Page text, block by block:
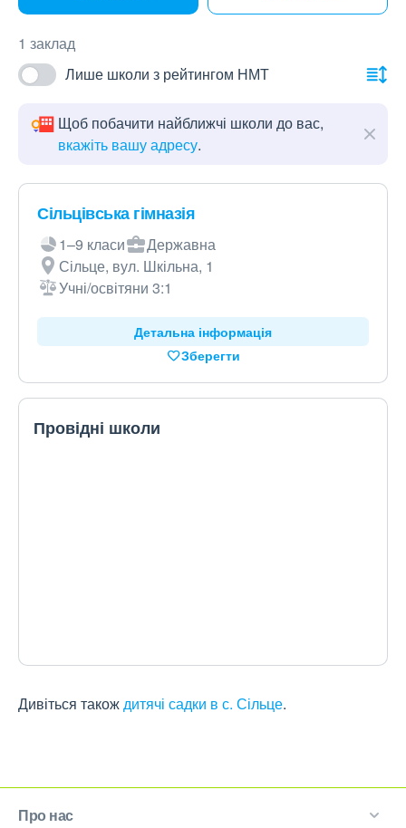
1 заклад
Лише школи з рейтингом НМТ
Щоб побачити найближчі школи до вас,
вкажіть вашу адресу.
Сільцівська гімназія
1–9 класи
Державна
Сільце, вул. Шкільна, 1
Учні/освітяни 3:1
Детальна інформація
Зберегти
Провідні школи
Дивіться такождитячі садки в с. Сільце.
Про нас